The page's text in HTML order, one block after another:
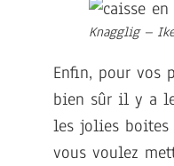
Knagglig –
Enfin, pour vos
bien sûr il y a
les jolies
vous voulez